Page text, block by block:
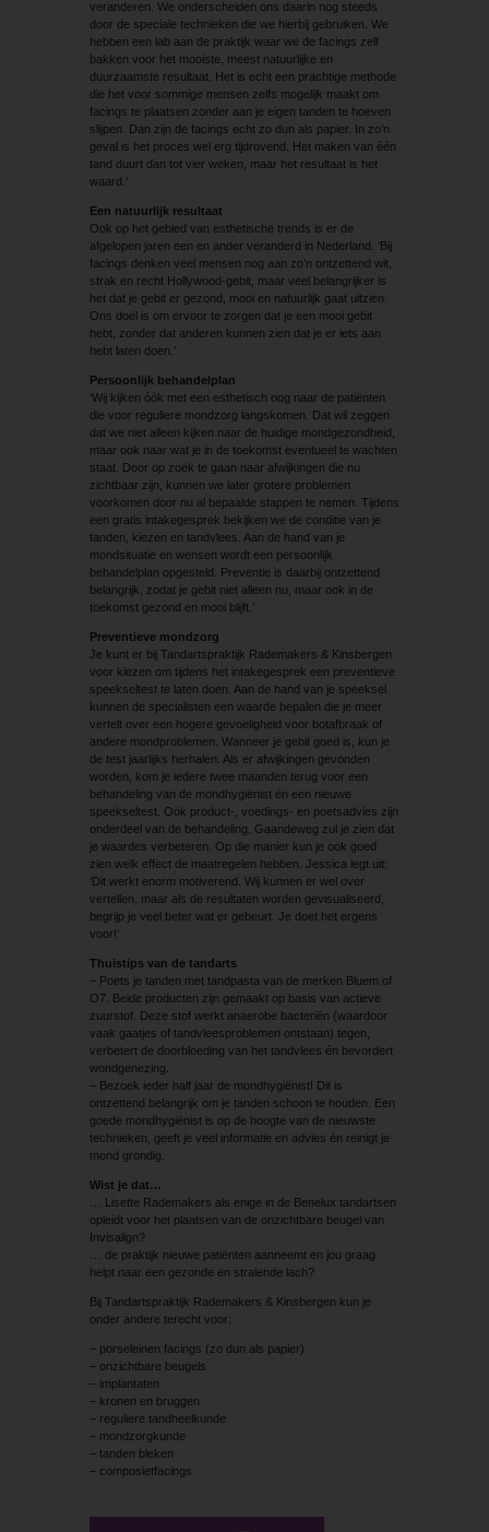
veranderen. We onderscheiden ons daarin nog steeds
door de speciale technieken die we hierbij gebruiken. We
hebben een lab aan de praktijk waar we de facings zelf
bakken voor het mooiste, meest natuurlijke en
duurzaamste resultaat. Het is echt een prachtige methode
die het voor sommige mensen zelfs mogelijk maakt om
facings te plaatsen zonder aan je eigen tanden te hoeven
slijpen. Dan zijn de facings echt zo dun als papier. In zo’n
geval is het proces wel erg tijdrovend. Het maken van één
tand duurt dan tot vier weken, maar het resultaat is het
waard.’
Een natuurlijk resultaat
Ook op het gebied van esthetische trends is er de
afgelopen jaren een en ander veranderd in Nederland. ‘Bij
facings denken veel mensen nog aan zo’n ontzettend wit,
strak en recht Hollywood-gebit, maar veel belangrijker is
het dat je gebit er gezond, mooi en natuurlijk gaat uitzien.
Ons doel is om ervoor te zorgen dat je een mooi gebit
hebt, zonder dat anderen kunnen zien dat je er iets aan
hebt laten doen.’
Persoonlijk behandelplan
‘Wij kijken óók met een esthetisch oog naar de patiënten
die voor reguliere mondzorg langskomen. Dat wil zeggen
dat we niet alleen kijken naar de huidige mondgezondheid,
maar ook naar wat je in de toekomst eventueel te wachten
staat. Door op zoek te gaan naar afwijkingen die nu
zichtbaar zijn, kunnen we later grotere problemen
voorkomen door nu al bepaalde stappen te nemen. Tijdens
een gratis intakegesprek bekijken we de conditie van je
tanden, kiezen en tandvlees. Aan de hand van je
mondsituatie en wensen wordt een persoonlijk
behandelplan opgesteld. Preventie is daarbij ontzettend
belangrijk, zodat je gebit niet alleen nu, maar ook in de
toekomst gezond en mooi blijft.’
Preventieve mondzorg
Je kunt er bij Tandartspraktijk Rademakers & Kinsbergen
voor kiezen om tijdens het intakegesprek een preventieve
speekseltest te laten doen. Aan de hand van je speeksel
kunnen de specialisten een waarde bepalen die je meer
vertelt over een hogere gevoeligheid voor botafbraak of
andere mondproblemen. Wanneer je gebit goed is, kun je
de test jaarlijks herhalen. Als er afwijkingen gevonden
worden, kom je iedere twee maanden terug voor een
behandeling van de mondhygiënist én een nieuwe
speekseltest. Ook product-, voedings- en poetsadvies zijn
onderdeel van de behandeling. Gaandeweg zul je zien dat
je waardes verbeteren. Op die manier kun je ook goed
zien welk effect de maatregelen hebben. Jessica legt uit:
‘Dit werkt enorm motiverend. Wij kunnen er wel over
vertellen, maar als de resultaten worden gevisualiseerd,
begrijp je veel beter wat er gebeurt. Je doet het ergens
voor!’
Thuistips van de tandarts
– Poets je tanden met tandpasta van de merken Bluem of
O7. Beide producten zijn gemaakt op basis van actieve
zuurstof. Deze stof werkt anaerobe bacteriën (waardoor
vaak gaatjes of tandvleesproblemen ontstaan) tegen,
verbetert de doorbloeding van het tandvlees én bevordert
wondgenezing.
– Bezoek ieder half jaar de mondhygiënist! Dit is
ontzettend belangrijk om je tanden schoon te houden. Een
goede mondhygiënist is op de hoogte van de nieuwste
technieken, geeft je veel informatie en advies én reinigt je
mond grondig.
Wist je dat…
… Lisette Rademakers als enige in de Benelux tandartsen
opleidt voor het plaatsen van de onzichtbare beugel van
Invisalign?
… de praktijk nieuwe patiënten aanneemt en jou graag
helpt naar een gezonde en stralende lach?
Bij Tandartspraktijk Rademakers & Kinsbergen kun je
onder andere terecht voor:
– porseleinen facings (zo dun als papier)
– onzichtbare beugels
– implantaten
– kronen en bruggen
– reguliere tandheelkunde
– mondzorgkunde
– tanden bleken
– composietfacings